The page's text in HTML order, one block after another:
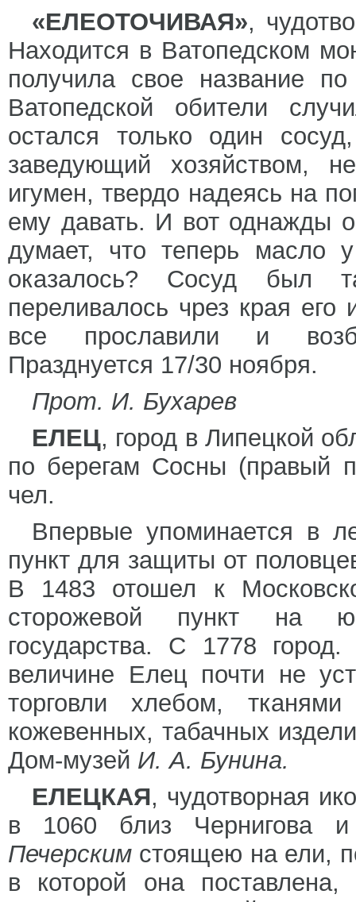
«ЕЛЕОТОЧИВАЯ»,
Находится в Ватопедском
получила свое название
Ватопедской обители
остался только один
заведующий хозяйством,
игумен, твердо надеясь на
ему давать. И вот однажды
думает, что теперь масло
оказалось? Сосуд был
переливалось чрез края
все прославили и
Празднуется 17/30 ноября.
Прот. И. Бухарев
ЕЛЕЦ, город в Липецкой
по берегам Сосны (правый
чел.
Впервые упоминается в
пункт для защиты от
В 1483 отошел к
сторожевой пункт на
государства. С 1778
величине Елец почти не
торговли хлебом,
кожевенных, табачных
Дом-музей И. А. Бунина.
ЕЛЕЦКАЯ, чудотворная
в 1060 близ Чернигова
Печерским стоящею на ели,
в которой она